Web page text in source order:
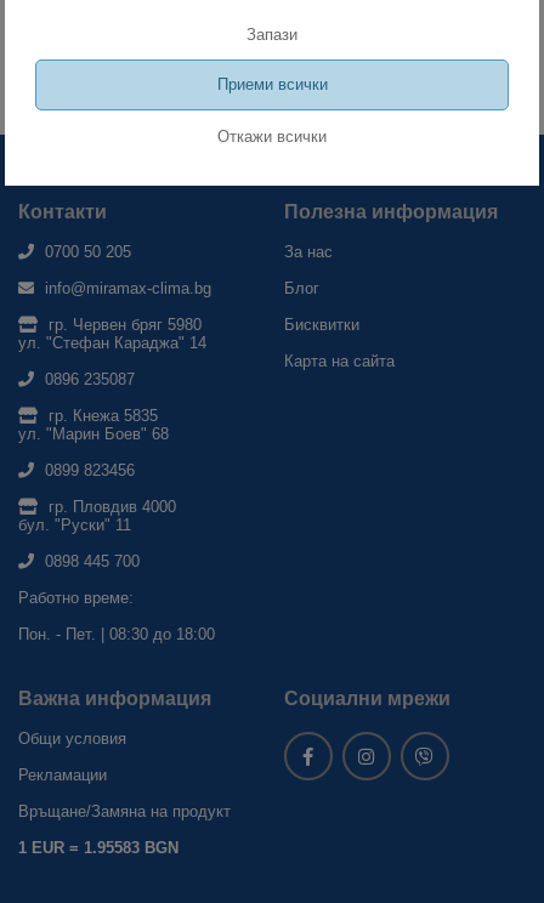
ЗАПИШИ МЕ
Контакти
0700 50 205
info@miramax-clima.bg
гр. Червен бряг 5980
ул. "Стефан Караджа" 14
0896 235087
гр. Кнежа 5835
ул. "Марин Боев" 68
0899 823456
гр. Пловдив 4000
бул. "Руски" 11
0898 445 700
Работно време:
Пон. - Пет. | 08:30 до 18:00
Полезна информация
За нас
Блог
Бисквитки
Карта на сайта
Важна информация
Общи условия
Рекламации
Връщане/Замяна на продукт
1 EUR = 1.95583 BGN
Социални мрежи
Запази
Приеми всички
Откажи всички